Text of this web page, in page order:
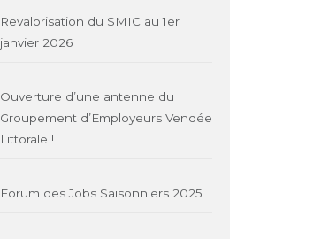
Revalorisation du SMIC au 1er
janvier 2026
Ouverture d’une antenne du
Groupement d’Employeurs Vendée
Littorale !
Forum des Jobs Saisonniers 2025